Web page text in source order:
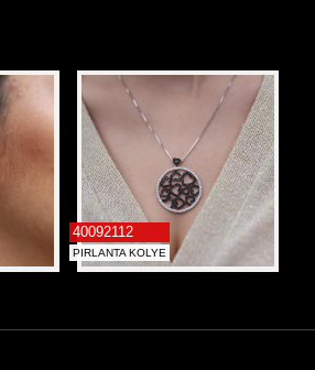
40092112
PIRLANTA KOLYE